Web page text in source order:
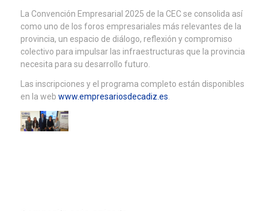
La Convención Empresarial 2025 de la CEC se consolida así
como uno de los foros empresariales más relevantes de la
provincia, un espacio de diálogo, reflexión y compromiso
colectivo para impulsar las infraestructuras que la provincia
necesita para su desarrollo futuro.
Las inscripciones y el programa completo están disponibles
en la web www.empresariosdecadiz.es.